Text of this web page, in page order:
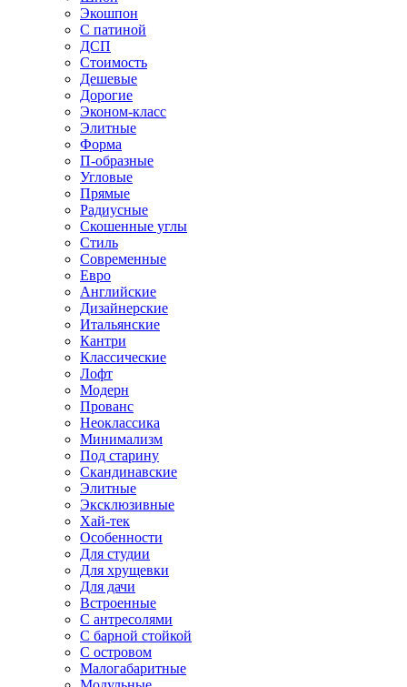
Экошпон
С патиной
ДСП
Стоимость
Дешевые
Дорогие
Эконом-класс
Элитные
Форма
П-образные
Угловые
Прямые
Радиусные
Скошенные углы
Стиль
Современные
Евро
Английские
Дизайнерские
Итальянские
Кантри
Классические
Лофт
Модерн
Прованс
Неоклассика
Минимализм
Под старину
Скандинавские
Элитные
Эксклюзивные
Хай-тек
Особенности
Для студии
Для хрущевки
Для дачи
Встроенные
С антресолями
С барной стойкой
С островом
Малогабаритные